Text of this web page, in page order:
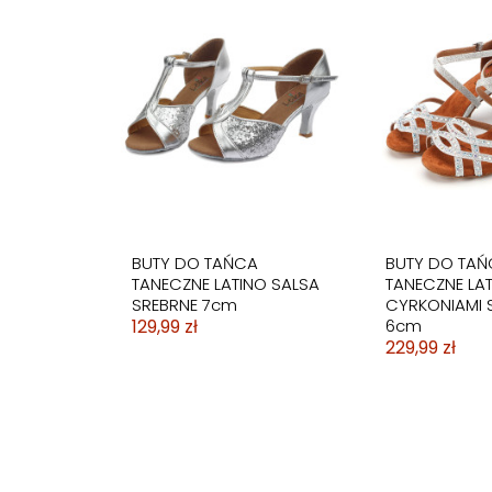
STRÓJ KĄPIELOWY
SUKIENKA
DWUCZĘŚCIOWA
BIKINI STRÓJ
WYSOKI STAN
69,99 zł
BIKINI STRÓJ KĄPIELOWY
WYSOKI PUSH UP RETRO
BIKINI STRÓJ
SPÓDNICZKA
89,99 zł
STRÓJ KĄPIELOWY
KOSTIUM
TRZYCZĘŚCIOWY PAREO
BUTY DO TAŃCA
TANECZNE LATINO SALSA
SREBRNE 7cm
129,99 zł
BUTY DO
TANECZNE
CYRKONIAMI
6cm
229,99 zł